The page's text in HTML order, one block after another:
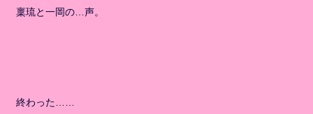
稟琉と一岡の…声。
終わった……